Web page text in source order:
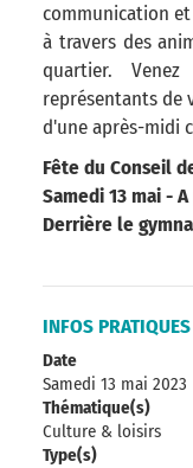
communication
à travers des
quartier.
représentants de
d'une après-midi
Fête du Conseil
Samedi 13 mai -
Derrière le
INFOS PRATIQUES
Date
Samedi 13 mai 2023
Thématique(s)
Culture & loisirs
Type(s)